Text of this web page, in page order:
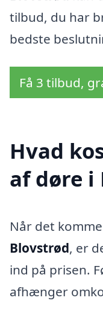
tilbud, du har
bedste
Få 3 tilbud,
Hvad
af døre i
Når det
Blovstrød, er
ind på prisen.
afhænger